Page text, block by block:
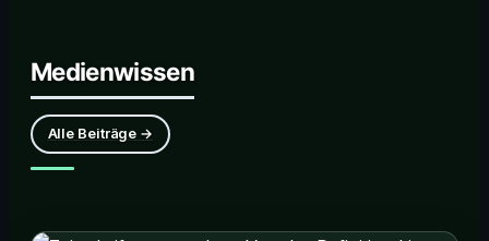
Medienwissen
Alle Beiträge →